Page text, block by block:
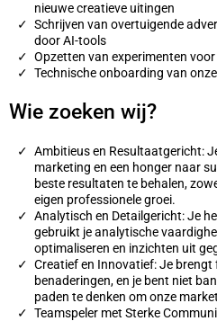
nieuwe creatieve uitingen
Schrijven van overtuigende
door AI-tools
Opzetten van experimenten
Technische onboarding van
Wie zoeken wij?
Ambitieus en Resultaatgericht:
marketing en een honger naar
beste resultaten te behalen,
eigen professionele groei.
Analytisch en Detailgericht: Je
gebruikt je analytische
optimaliseren en inzichten uit
Creatief en Innovatief: Je brengt
benaderingen, en je bent niet
paden te denken om onze
Teamspeler met Sterke